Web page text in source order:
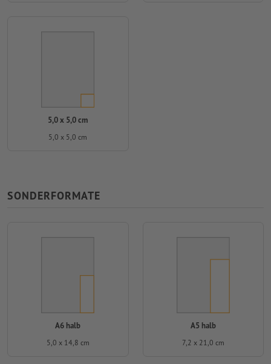
5,0 x 5,0 cm
5,0 x 5,0 cm
SONDERFORMATE
A6 halb
5,0 x 14,8 cm
A5 halb
7,2 x 21,0 cm